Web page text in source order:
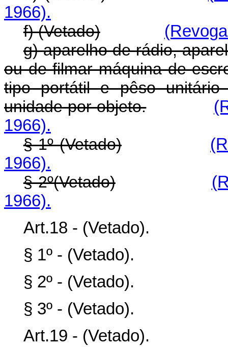
1966).
f) (Vetado)
g) aparelho de rádio,
ou de filmar máquina de
tipo portátil e pêso
unidade por objeto.
1966).
§ 1º (Vetado)
1966).
§ 2º(Vetado)
1966).
Art.18 - (Vetado).
§ 1º - (Vetado).
§ 2º - (Vetado).
§ 3º - (Vetado).
Art.19 - (Vetado).